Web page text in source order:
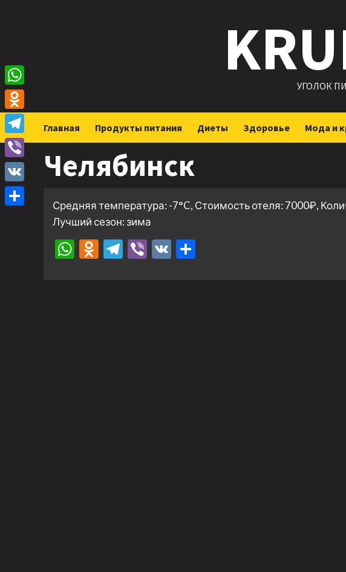
УГОЛОК
Главная Продукты питания Диеты Здоровье Мода и
Челябинск
Средняя температура: -7°C, Стоимость отеля: 7000₽,
Лучший сезон: зима
WhatsApp
Odnoklassniki
Telegram
Viber
VK
WhatsApp
Odnoklassniki
Telegram
Viber
VK
Отправить